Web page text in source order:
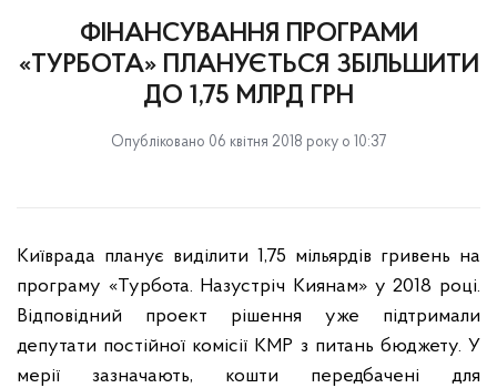
ФІНАНСУВАННЯ ПРОГРАМИ
«ТУРБОТА» ПЛАНУЄТЬСЯ ЗБІЛЬШИТИ
ДО 1,75 МЛРД ГРН
Опубліковано 06 квітня 2018 року о 10:37
Київрада планує виділити 1,75 мільярдів гривень на
програму «Турбота. Назустріч Киянам» у 2018 році.
Відповідний проект рішення уже підтримали
депутати постійної комісії КМР з питань бюджету. У
мерії зазначають, кошти передбачені для